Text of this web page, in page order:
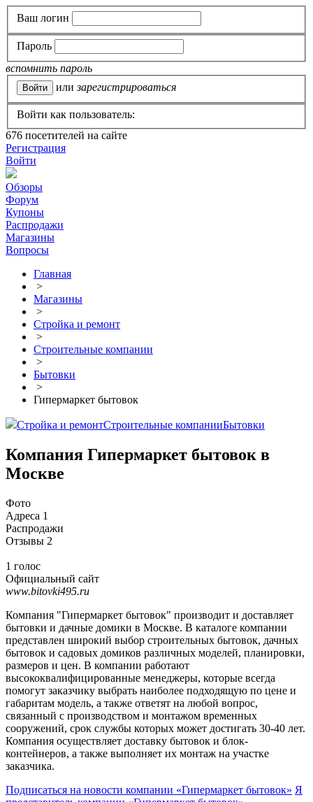
Ваш логин
Пароль
вспомнить пароль
или зарегистрироваться
Войти как пользователь:
676 посетителей на сайте
Регистрация
Войти
Обзоры
Форум
Купоны
Распродажи
Магазины
Вопросы
Главная
>
Магазины
>
Стройка и ремонт
>
Строительные компании
>
Бытовки
>
Гипермаркет бытовок
Стройка и ремонтСтроительные компанииБытовки
Компания Гипермаркет бытовок в
Москве
Фото
Адреса 1
Распродажи
Отзывы 2
1 голос
Официальный сайт
www.bitovki495.ru
Компания "Гипермаркет бытовок" производит и доставляет
бытовки и дачные домики в Москве. В каталоге компании
представлен широкий выбор строительных бытовок, дачных
бытовок и садовых домиков различных моделей, планировки,
размеров и цен. В компании работают
высококвалифицированные менеджеры, которые всегда
помогут заказчику выбрать наиболее подходящую по цене и
габаритам модель, а также ответят на любой вопрос,
связанный с производством и монтажом временных
сооружений, срок службы которых может достигать 30-40 лет.
Компания осуществляет доставку бытовок и блок-
контейнеров, а также выполняет их монтаж на участке
заказчика.
Подписаться на новости компании «Гипермаркет бытовок» Я